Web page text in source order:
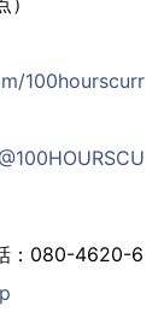
100hourscurr
：080-4620-6